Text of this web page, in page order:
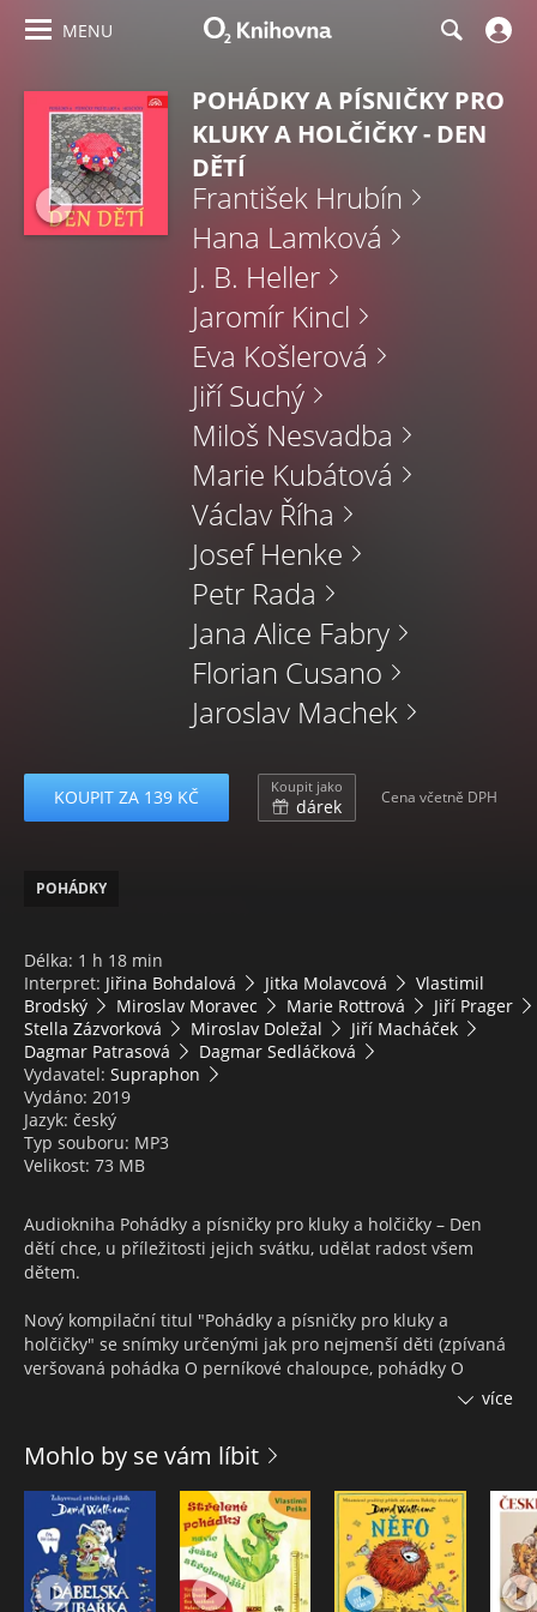
MENU
POHÁDKY A PÍSNIČKY PRO
KLUKY A HOLČIČKY - DEN
DĚTÍ
František Hrubín
Hana Lamková
J. B. Heller
Jaromír Kincl
Eva Košlerová
Jiří Suchý
Miloš Nesvadba
Marie Kubátová
Václav Říha
Josef Henke
Petr Rada
Jana Alice Fabry
Florian Cusano
Jaroslav Machek
KOUPIT ZA 139 KČ Koupit jako
dárek Cena včetně DPH
POHÁDKY
Délka: 1 h 18 min
Interpret: Jiřina Bohdalová Jitka Molavcová
Vlastimil
Brodský
Miroslav Moravec Marie Rottrová
Jiří Prager
Stella Zázvorková
Miroslav Doležal
Jiří Macháček
Dagmar Patrasová
Dagmar Sedláčková
Vydavatel: Supraphon
Vydáno: 2019
Jazyk: český
Typ souboru: MP3
Velikost: 73 MB
Audiokniha Pohádky a písničky pro kluky a holčičky – Den
dětí chce, u příležitosti jejich svátku, udělat radost všem
dětem.
Nový kompilační titul "Pohádky a písničky pro kluky a
holčičky" se snímky určenými jak pro nejmenší děti (zpívaná
veršovaná pohádka O perníkové chaloupce, pohádky O
Sluníčko, Vydařený školní výlet, Prázdniny jsou v pekle a
další) jsme připravili ke Dnu dětí pouze pro digitální
obchody.
OBSAH:
1. O perníkové chaloupce
více
Mohlo by se vám líbit